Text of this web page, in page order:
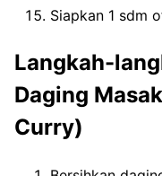
Siapkan 1 sdm
Langkah-
Daging
Curry)